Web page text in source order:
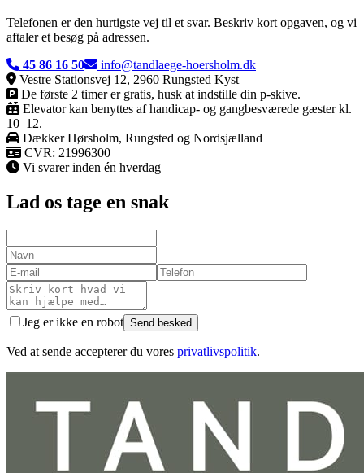
Telefonen er den hurtigste vej til et svar. Beskriv kort opgaven, og vi
aftaler et besøg på adressen.
45 86 16 50
info@tandlaege-hoersholm.dk
Vestre Stationsvej 12, 2960 Rungsted Kyst
De første 2 timer er gratis, husk at indstille din p-skive.
Elevator kan benyttes af handicap- og gangbesværede gæster kl.
10–12.
DækkerHørsholm, Rungsted og Nordsjælland
CVR: 21996300
Vi svarer inden én hverdag
Lad os tage en snak
Jeg er ikke en robot Send besked
Ved at sende accepterer du vores privatlivspolitik.